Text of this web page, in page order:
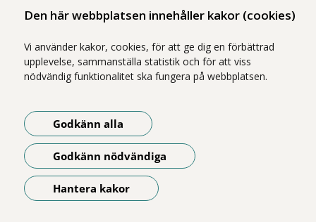
Den här webbplatsen innehåller kakor (cookies)
Vi använder kakor, cookies, för att ge dig en förbättrad
upplevelse, sammanställa statistik och för att viss
nödvändig funktionalitet ska fungera på webbplatsen.
Godkänn alla
Godkänn nödvändiga
Hantera kakor
Samtliga bilder på webbplatsen är tagna av fotograf Yanan Li om inget
annat namn anges.
Om webbplatsen
Tillgänglighetsredogörelse